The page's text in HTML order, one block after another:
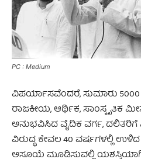
PC : Medium
ವಿಪರ್ಯಾಸವೆಂದರೆ, ಸುಮಾರು
ರಾಜಕೀಯ, ಆರ್ಥಿಕ, ಸಾಂಸ್ಕೃತಿಕ
ಅನುಭವಿಸಿದ ವೈದಿಕ ವರ್ಗ, ದಲಿತರಿಗೆ
ವಿರುದ್ಧ ಕೇವಲ 40 ವರ್ಷಗಳಲ್ಲಿ
ಅಸೂಯೆ ಮೂಡಿಸುವಲ್ಲಿ